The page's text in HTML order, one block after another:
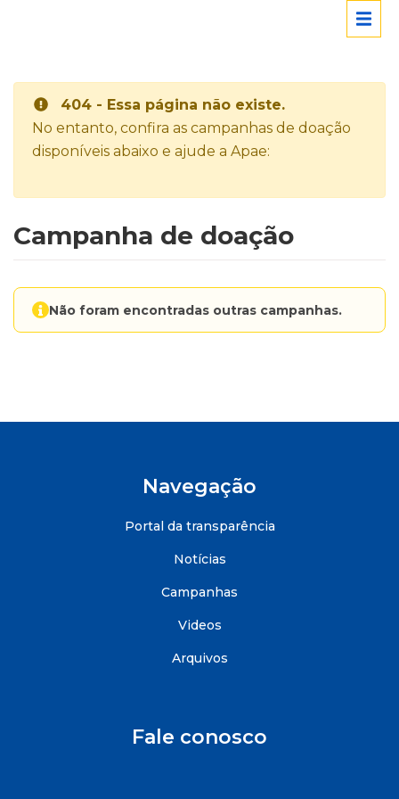
404 - Essa página não existe.
No entanto, confira as campanhas de doação
disponíveis abaixo e ajude a Apae:
Campanha de doação
Não foram encontradas outras campanhas.
Navegação
Portal da transparência
Notícias
Campanhas
Videos
Arquivos
Fale conosco